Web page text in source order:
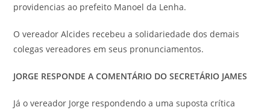
providencias ao prefeito Manoel da Lenha.
O vereador Alcides recebeu a solidariedade dos demais
colegas vereadores em seus pronunciamentos.
JORGE RESPONDE A COMENTÁRIO DO SECRETÁRIO JAMES
Já o vereador Jorge respondendo a uma suposta crítica